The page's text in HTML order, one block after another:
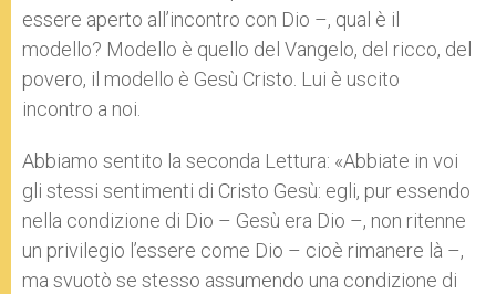
essere aperto all’incontro con Dio –, qual è il
modello? Modello è quello del Vangelo, del ricco, del
povero, il modello è Gesù Cristo. Lui è uscito
incontro a noi.
Abbiamo sentito la seconda Lettura: «Abbiate in voi
gli stessi sentimenti di Cristo Gesù: egli, pur essendo
nella condizione di Dio – Gesù era Dio –, non ritenne
un privilegio l’essere come Dio – cioè rimanere là –,
ma svuotò se stesso assumendo una condizione di